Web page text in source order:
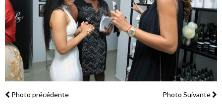
Photo précédente Photo Suivante